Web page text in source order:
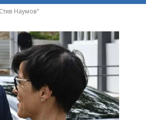
Наумов“